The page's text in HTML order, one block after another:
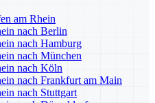
am Rhein
nach Berlin
nach Hamburg
nach München
nach Köln
nach Frankfurt am Main
nach Stuttgart